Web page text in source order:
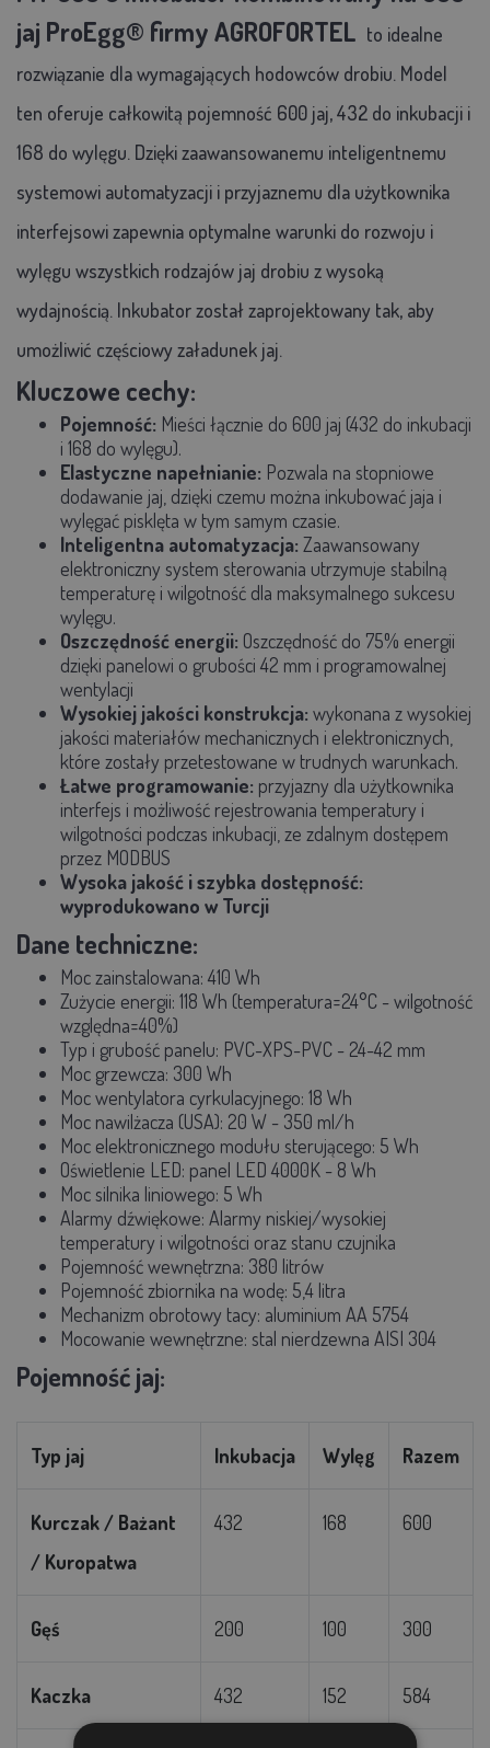
jaj ProEgg® firmy AGROFORTEL to idealne
rozwiązanie dla wymagających hodowców drobiu. Model
ten oferuje całkowitą pojemność 600 jaj, 432 do inkubacji i
168 do wylęgu. Dzięki zaawansowanemu inteligentnemu
systemowi automatyzacji i przyjaznemu dla użytkownika
interfejsowi zapewnia optymalne warunki do rozwoju i
wylęgu wszystkich rodzajów jaj drobiu z wysoką
wydajnością. Inkubator został zaprojektowany tak, aby
umożliwić częściowy załadunek jaj.
Kluczowe cechy:
Pojemność: Mieści łącznie do 600 jaj (432 do inkubacji
i 168 do wylęgu).
Elastyczne napełnianie: Pozwala na stopniowe
dodawanie jaj, dzięki czemu można inkubować jaja i
wylęgać pisklęta w tym samym czasie.
Inteligentna automatyzacja: Zaawansowany
elektroniczny system sterowania utrzymuje stabilną
temperaturę i wilgotność dla maksymalnego sukcesu
wylęgu.
Oszczędność energii: Oszczędność do 75% energii
dzięki panelowi o grubości 42 mm i programowalnej
wentylacji
Wysokiej jakości konstrukcja: wykonana z wysokiej
jakości materiałów mechanicznych i elektronicznych,
które zostały przetestowane w trudnych warunkach.
Łatwe programowanie: przyjazny dla użytkownika
interfejs i możliwość rejestrowania temperatury i
wilgotności podczas inkubacji, ze zdalnym dostępem
przez MODBUS
Wysoka jakość i szybka dostępność:
wyprodukowano w Turcji
Dane techniczne:
Moc zainstalowana: 410 Wh
Zużycie energii: 118 Wh (temperatura=24°C - wilgotność
względna=40%)
Typ i grubość panelu: PVC-XPS-PVC - 24-42 mm
Moc grzewcza: 300 Wh
Moc wentylatora cyrkulacyjnego: 18 Wh
Moc nawilżacza (USA): 20 W - 350 ml/h
Moc elektronicznego modułu sterującego: 5 Wh
Oświetlenie LED: panel LED 4000K - 8 Wh
Moc silnika liniowego: 5 Wh
Alarmy dźwiękowe: Alarmy niskiej/wysokiej
temperatury i wilgotności oraz stanu czujnika
Pojemność wewnętrzna: 380 litrów
Pojemność zbiornika na wodę: 5,4 litra
Mechanizm obrotowy tacy: aluminium AA 5754
Mocowanie wewnętrzne: stal nierdzewna AISI 304
Pojemność jaj:
Typ jaj Inkubacja Wylęg Razem
Kurczak / Bażant
/ Kuropatwa
432 168 600
Gęś 200 100 300
Kaczka 432 152 584